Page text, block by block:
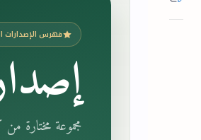
فهرس الإصدارات
مجموعة مختارة